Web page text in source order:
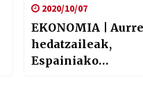
2020/10/07
EKONOMIA |
hedatzaileak,
Espainiako